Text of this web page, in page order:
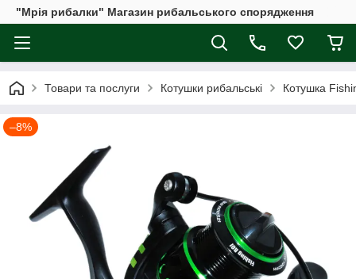
"Мрія рибалки" Магазин рибальського спорядження
Товари та послуги Котушки рибальські Котушка
–8%